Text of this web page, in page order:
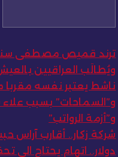
ويُطالَب العراقيين
ناشط يعتبر نفسه مقربا
و”السماحات” بسبب
و”أزمة الرواتب”
دولار.. اتهام يحتاج الى